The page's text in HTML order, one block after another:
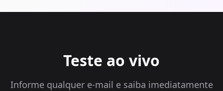
Teste ao vivo
Informe qualquer e-mail e saiba imediatamente